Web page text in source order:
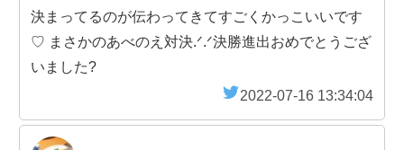
決まってるのが伝わってきてすごくかっこいいです
♡ まさかのあべのえ対決.ᐟ.ᐟ決勝進出おめでとうござ
いました?
2022-07-16 13:34:04